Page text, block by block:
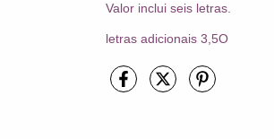
Valor inclui seis letras.
letras adicionais 3,5O